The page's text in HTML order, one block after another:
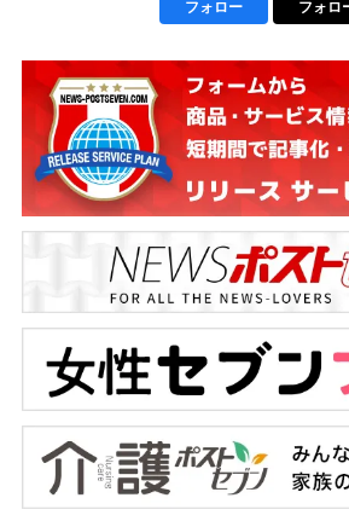
フォロー フォロ